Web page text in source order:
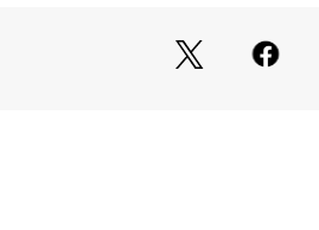
上級ライン、SALOMON ADVANCED
コレクションブランドやセレクトシ